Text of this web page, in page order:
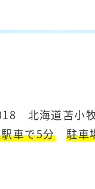
北海道苫小
車で5分
駐車